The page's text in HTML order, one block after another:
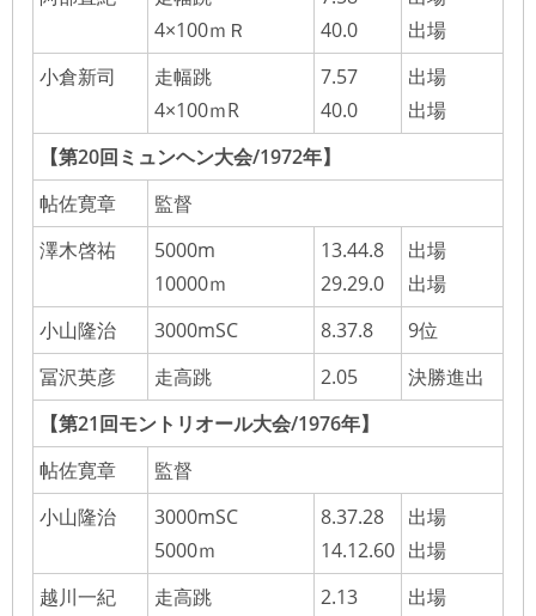
4×100ｍＲ
40.0
出場
小倉新司
走幅跳
4×100ｍR
7.57
40.0
出場
出場
【第20回ミュンヘン大会/1972年】
帖佐寛章
監督
澤木啓祐
5000m
10000ｍ
13.44.8
29.29.0
出場
出場
小山隆治
3000mSC 8.37.8
9位
冨沢英彦
走高跳 2.05
決勝進出
【第21回モントリオール大会/1976年】
帖佐寛章
監督
小山隆治
3000mSC
5000ｍ
8.37.28
14.12.60
出場
出場
越川一紀
走高跳 2.13
出場